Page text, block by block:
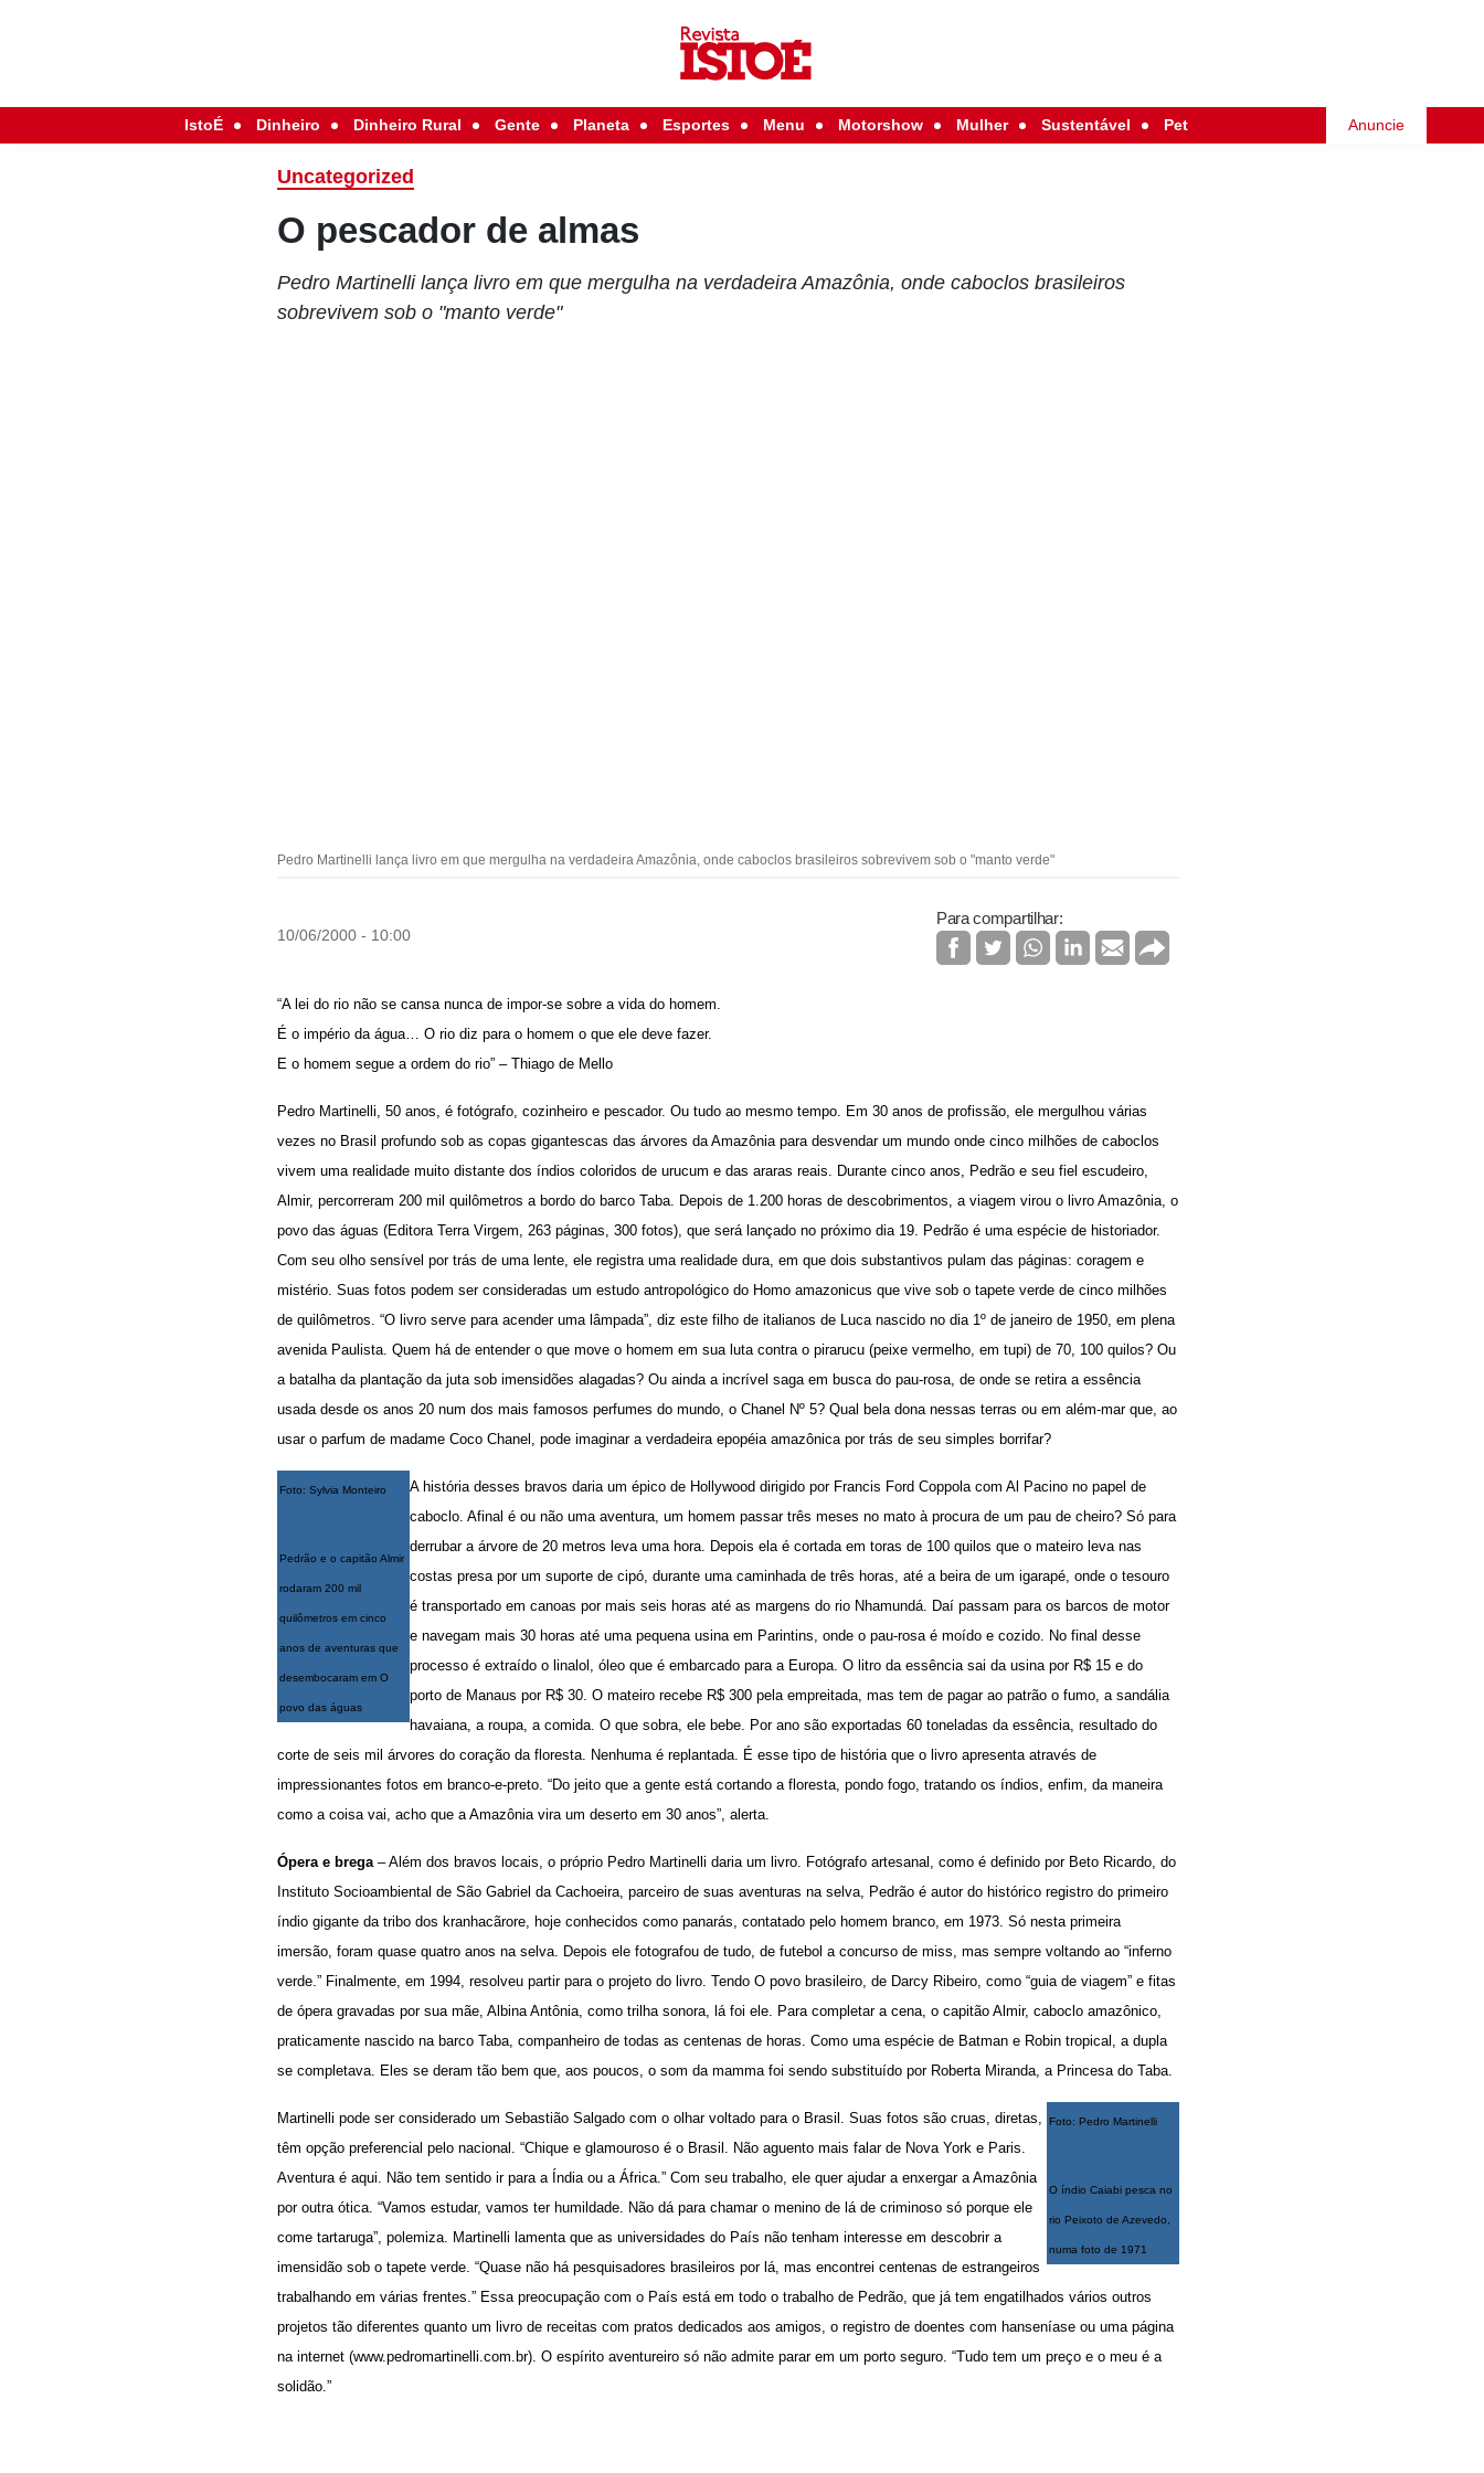
IstoÉ Dinheiro Dinheiro Rural Gente Planeta Esportes Menu Motorshow Mulher Sustentável Pet Anuncie
Uncategorized
O pescador de almas
Pedro Martinelli lança livro em que mergulha na verdadeira Amazônia, onde caboclos brasileiros
sobrevivem sob o "manto verde"
Pedro Martinelli lança livro em que mergulha na verdadeira Amazônia, onde caboclos brasileiros sobrevivem sob o "manto verde"
10/06/2000 - 10:00
Para compartilhar:
“A lei do rio não se cansa nunca de impor-se sobre a vida do homem.
É o império da água… O rio diz para o homem o que ele deve fazer.
E o homem segue a ordem do rio” – Thiago de Mello
Pedro Martinelli, 50 anos, é fotógrafo, cozinheiro e pescador. Ou tudo ao mesmo tempo. Em 30 anos de profissão, ele mergulhou várias
vezes no Brasil profundo sob as copas gigantescas das árvores da Amazônia para desvendar um mundo onde cinco milhões de caboclos
vivem uma realidade muito distante dos índios coloridos de urucum e das araras reais. Durante cinco anos, Pedrão e seu fiel escudeiro,
Almir, percorreram 200 mil quilômetros a bordo do barco Taba. Depois de 1.200 horas de descobrimentos, a viagem virou o livro Amazônia, o
povo das águas (Editora Terra Virgem, 263 páginas, 300 fotos), que será lançado no próximo dia 19. Pedrão é uma espécie de historiador.
Com seu olho sensível por trás de uma lente, ele registra uma realidade dura, em que dois substantivos pulam das páginas: coragem e
mistério. Suas fotos podem ser consideradas um estudo antropológico do Homo amazonicus que vive sob o tapete verde de cinco milhões
de quilômetros. “O livro serve para acender uma lâmpada”, diz este filho de italianos de Luca nascido no dia 1º de janeiro de 1950, em plena
avenida Paulista. Quem há de entender o que move o homem em sua luta contra o pirarucu (peixe vermelho, em tupi) de 70, 100 quilos? Ou
a batalha da plantação da juta sob imensidões alagadas? Ou ainda a incrível saga em busca do pau-rosa, de onde se retira a essência
usada desde os anos 20 num dos mais famosos perfumes do mundo, o Chanel Nº 5? Qual bela dona nessas terras ou em além-mar que, ao
usar o parfum de madame Coco Chanel, pode imaginar a verdadeira epopéia amazônica por trás de seu simples borrifar?
Foto: Sylvia Monteiro
Pedrão e o capitão Almir
rodaram 200 mil
quilômetros em cinco
anos de aventuras que
desembocaram em O
povo das águas
A história desses bravos daria um épico de Hollywood dirigido por Francis Ford Coppola com Al Pacino no papel de
caboclo. Afinal é ou não uma aventura, um homem passar três meses no mato à procura de um pau de cheiro? Só para
derrubar a árvore de 20 metros leva uma hora. Depois ela é cortada em toras de 100 quilos que o mateiro leva nas
costas presa por um suporte de cipó, durante uma caminhada de três horas, até a beira de um igarapé, onde o tesouro
é transportado em canoas por mais seis horas até as margens do rio Nhamundá. Daí passam para os barcos de motor
e navegam mais 30 horas até uma pequena usina em Parintins, onde o pau-rosa é moído e cozido. No final desse
processo é extraído o linalol, óleo que é embarcado para a Europa. O litro da essência sai da usina por R$ 15 e do
porto de Manaus por R$ 30. O mateiro recebe R$ 300 pela empreitada, mas tem de pagar ao patrão o fumo, a sandália
havaiana, a roupa, a comida. O que sobra, ele bebe. Por ano são exportadas 60 toneladas da essência, resultado do
corte de seis mil árvores do coração da floresta. Nenhuma é replantada. É esse tipo de história que o livro apresenta através de
impressionantes fotos em branco-e-preto. “Do jeito que a gente está cortando a floresta, pondo fogo, tratando os índios, enfim, da maneira
como a coisa vai, acho que a Amazônia vira um deserto em 30 anos”, alerta.
Ópera e brega– Além dos bravos locais, o próprio Pedro Martinelli daria um livro. Fotógrafo artesanal, como é definido por Beto Ricardo, do
Instituto Socioambiental de São Gabriel da Cachoeira, parceiro de suas aventuras na selva, Pedrão é autor do histórico registro do primeiro
índio gigante da tribo dos kranhacãrore, hoje conhecidos como panarás, contatado pelo homem branco, em 1973. Só nesta primeira
imersão, foram quase quatro anos na selva. Depois ele fotografou de tudo, de futebol a concurso de miss, mas sempre voltando ao “inferno
verde.” Finalmente, em 1994, resolveu partir para o projeto do livro. Tendo O povo brasileiro, de Darcy Ribeiro, como “guia de viagem” e fitas
de ópera gravadas por sua mãe, Albina Antônia, como trilha sonora, lá foi ele. Para completar a cena, o capitão Almir, caboclo amazônico,
praticamente nascido na barco Taba, companheiro de todas as centenas de horas. Como uma espécie de Batman e Robin tropical, a dupla
se completava. Eles se deram tão bem que, aos poucos, o som da mamma foi sendo substituído por Roberta Miranda, a Princesa do Taba.
Foto: Pedro Martinelli
O índio Caiabi pesca no
rio Peixoto de Azevedo,
numa foto de 1971
Martinelli pode ser considerado um Sebastião Salgado com o olhar voltado para o Brasil. Suas fotos são cruas, diretas,
têm opção preferencial pelo nacional. “Chique e glamouroso é o Brasil. Não aguento mais falar de Nova York e Paris.
Aventura é aqui. Não tem sentido ir para a Índia ou a África.” Com seu trabalho, ele quer ajudar a enxergar a Amazônia
por outra ótica. “Vamos estudar, vamos ter humildade. Não dá para chamar o menino de lá de criminoso só porque ele
come tartaruga”, polemiza. Martinelli lamenta que as universidades do País não tenham interesse em descobrir a
imensidão sob o tapete verde. “Quase não há pesquisadores brasileiros por lá, mas encontrei centenas de estrangeiros
trabalhando em várias frentes.” Essa preocupação com o País está em todo o trabalho de Pedrão, que já tem engatilhados vários outros
projetos tão diferentes quanto um livro de receitas com pratos dedicados aos amigos, o registro de doentes com hanseníase ou uma página
na internet (www.pedromartinelli.com.br). O espírito aventureiro só não admite parar em um porto seguro. “Tudo tem um preço e o meu é a
solidão.”